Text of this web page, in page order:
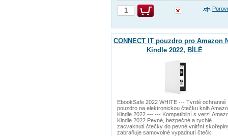
CONNECT IT pouzdro pro Amazon
Kindle 2022, BÍLÉ
EbookSafe 2022 WHITE --- Tvrdé ochranné
pouzdro na elektronickou čtečku knih
Kindle 2022 --- --- Kompatibilní s verzí
Kindle 2022 Pevné, bezpečné a rychlé
zacvaknutí čtečky do pevné vnitřní
zabraňuje samovolné vypadnutí čtečk